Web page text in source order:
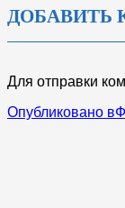
ДОБАВИТЬ
Для отправки
Опубликовано в